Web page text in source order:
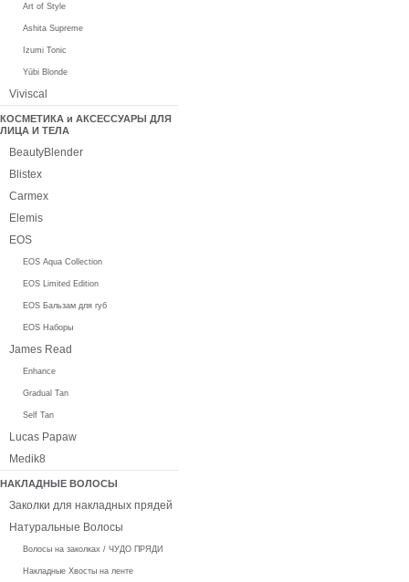
Art of Style
Ashita Supreme
Izumi Tonic
Yūbi Blonde
Viviscal
КОСМЕТИКА и АКСЕССУАРЫ ДЛЯ
ЛИЦА И ТЕЛА
BeautyBlender
Blistex
Carmex
Elemis
EOS
EOS Aqua Collection
EOS Limited Edition
EOS Бальзам для губ
EOS Наборы
James Read
Enhance
Gradual Tan
Self Tan
Lucas Papaw
Medik8
НАКЛАДНЫЕ ВОЛОСЫ
Заколки для накладных прядей
Натуральные Волосы
Волосы на заколках / ЧУДО ПРЯДИ
Накладные Хвосты на ленте